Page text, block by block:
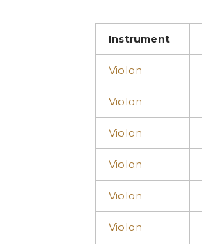
Instrument
Violon
Violon
Violon
Violon
Violon
Violon